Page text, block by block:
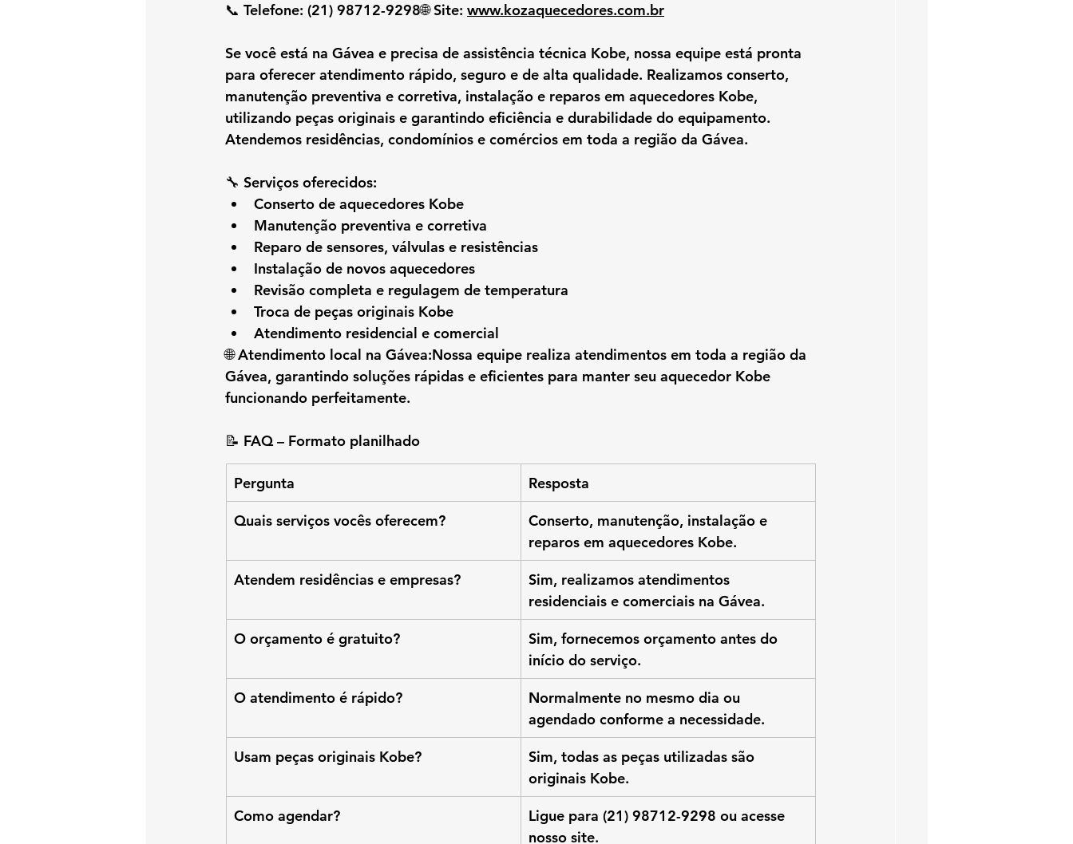
📞 Telefone: (21) 98712-9298🌐 Site: www.kozaquecedores.com.br
Se você está na Gávea e precisa de assistência técnica Kobe, nossa equipe está pronta
para oferecer atendimento rápido, seguro e de alta qualidade. Realizamos conserto,
manutenção preventiva e corretiva, instalação e reparos em aquecedores Kobe,
utilizando peças originais e garantindo eficiência e durabilidade do equipamento.
Atendemos residências, condomínios e comércios em toda a região da Gávea.
🔧 Serviços oferecidos:
Conserto de aquecedores Kobe
Manutenção preventiva e corretiva
Reparo de sensores, válvulas e resistências
Instalação de novos aquecedores
Revisão completa e regulagem de temperatura
Troca de peças originais Kobe
Atendimento residencial e comercial
🌐 Atendimento local na Gávea:Nossa equipe realiza atendimentos em toda a região da
Gávea, garantindo soluções rápidas e eficientes para manter seu aquecedor Kobe
funcionando perfeitamente.
📝 FAQ – Formato planilhado
Pergunta Resposta
Quais serviços vocês oferecem?
Conserto, manutenção, instalação e
reparos em aquecedores Kobe.
Atendem residências e empresas?
Sim, realizamos atendimentos
residenciais e comerciais na Gávea.
O orçamento é gratuito?
Sim, fornecemos orçamento antes do
início do serviço.
O atendimento é rápido?
Normalmente no mesmo dia ou
agendado conforme a necessidade.
Usam peças originais Kobe?
Sim, todas as peças utilizadas são
originais Kobe.
Como agendar?
Ligue para (21) 98712-9298 ou acesse
nosso site.